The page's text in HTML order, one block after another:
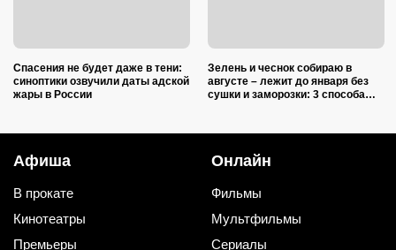
Спасения не будет даже в тени:
синоптики озвучили даты адской
жары в России
Зелень и чеснок собираю в
августе – лежит до января без
сушки и заморозки: 3 способа
Афиша
В прокате
Кинотеатры
Премьеры
Онлайн
Фильмы
Мультфильмы
Сериалы